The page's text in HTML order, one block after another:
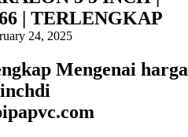
| TERLENGKAP
24, 2025
Mengenai harga